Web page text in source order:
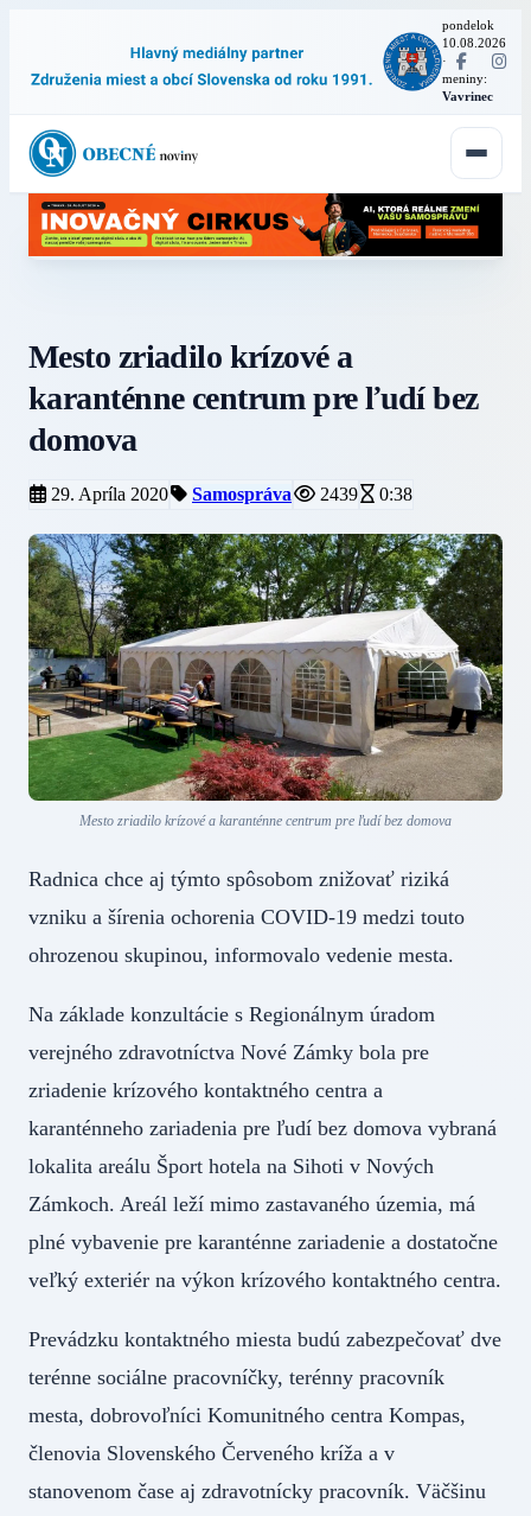
pondelok
10.08.2026
·
meniny:
Vavrinec
Mesto zriadilo krízové a
karanténne centrum pre ľudí bez
domova
29. Apríla 2020 Samospráva 2439 0:38
Mesto zriadilo krízové a karanténne centrum pre ľudí bez domova
Radnica chce aj týmto spôsobom znižovať riziká
vzniku a šírenia ochorenia COVID-19 medzi touto
ohrozenou skupinou, informovalo vedenie mesta.
Na základe konzultácie s Regionálnym úradom
verejného zdravotníctva Nové Zámky bola pre
zriadenie krízového kontaktného centra a
karanténneho zariadenia pre ľudí bez domova vybraná
lokalita areálu Šport hotela na Sihoti v Nových
Zámkoch. Areál leží mimo zastavaného územia, má
plné vybavenie pre karanténne zariadenie a dostatočne
veľký exteriér na výkon krízového kontaktného centra.
Prevádzku kontaktného miesta budú zabezpečovať dve
terénne sociálne pracovníčky, terénny pracovník
mesta, dobrovoľníci Komunitného centra Kompas,
členovia Slovenského Červeného kríža a v
stanovenom čase aj zdravotnícky pracovník. Väčšinu